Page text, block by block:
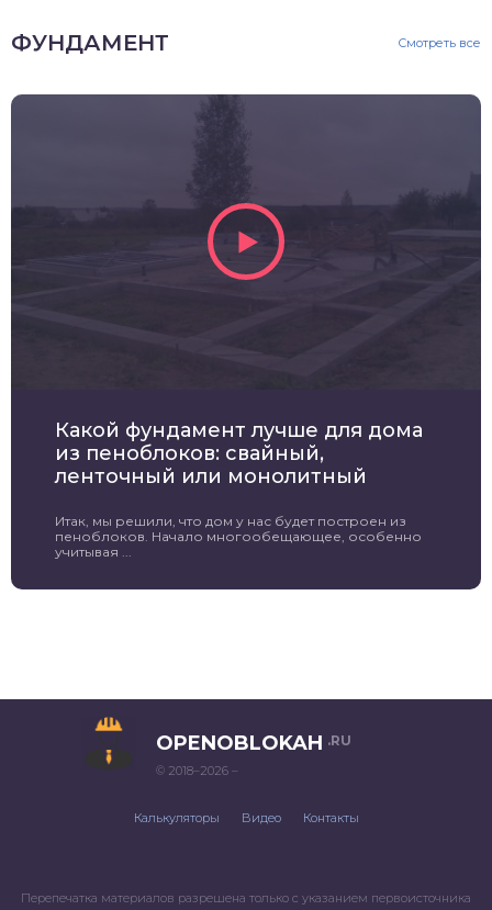
ФУНДАМЕНТ Смотреть все
Какой фундамент лучше для дома
из пеноблоков: свайный,
ленточный или монолитный
Итак, мы решили, что дом у нас будет построен из
пеноблоков. Начало многообещающее, особенно
учитывая ...
OPENOBLOKAH .RU
© 2018–2026 –
Калькуляторы Видео Контакты
Перепечатка материалов разрешена только с указанием первоисточника